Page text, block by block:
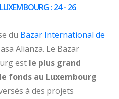
: 24 - 26
du Bazar International de
Alianza. Le Bazar
est le plus grand
fonds au Luxembourg
à des projets